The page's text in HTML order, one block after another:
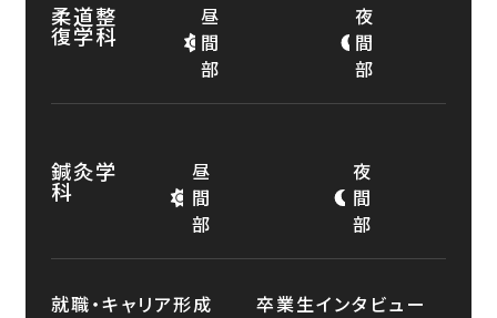
柔道整
復学科
昼
間
部
夜
間
部
鍼灸学
科
昼
間
部
夜
間
部
就職・キャリア形成
卒業生インタビュー